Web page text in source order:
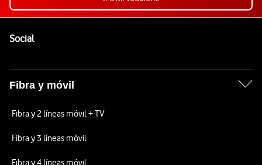
SocialEnlaces a las redes sociales de Vodafone
Fibra y móvil
Fibra y 2 líneas móvil + TV
Fibra y 3 líneas móvil
Fibra y 4 líneas móvil